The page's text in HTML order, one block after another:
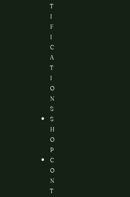
T
I
F
I
C
A
T
I
O
N
S
S
H
O
P
C
O
N
T